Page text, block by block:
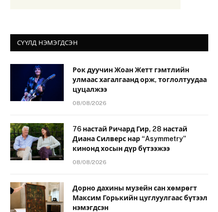
СҮҮЛД НЭМЭГДСЭН
Рок дуучин Жоан Жетт гэмтлийн
улмаас хагалгаанд орж, тоглолтуудаа
цуцалжээ
08/08/2026
76 настай Ричард Гир, 28 настай
Диана Силверс нар “Asymmetry”
кинонд хосын дүр бүтээжээ
08/08/2026
Дорно дахины музейн сан хөмрөгт
Максим Горькийн цуглуулгаас бүтээл
нэмэгдсэн